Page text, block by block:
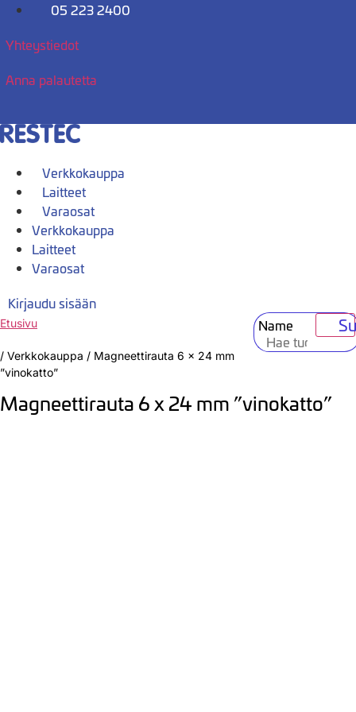
Mene
05 223 2400
Yhteystiedot
Anna palautetta
Verkkokauppa
Laitteet
Varaosat
Verkkokauppa
Laitteet
Varaosat
Kirjaudu sisään
Name
Etusivu
/ Verkkokauppa / Magneettirauta 6 x 24 mm
”vinokatto”
Magneettirauta 6 x 24 mm ”vinokatto”